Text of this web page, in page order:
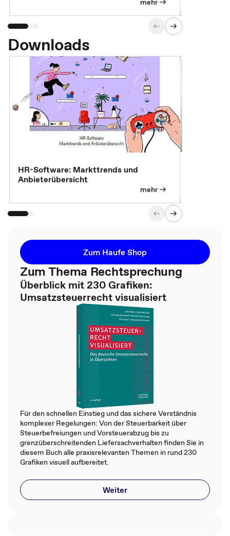
mehr
Downloads
HR-Software: Markttrends und
Anbieterübersicht
mehr
Zum Haufe Shop
Zum Thema Rechtsprechung
Überblick mit 230 Grafiken:
Umsatzsteuerrecht visualisiert
Für den schnellen Einstieg und das sichere Verständnis
komplexer Regelungen: Von der Steuerbarkeit über
Steuerbefreiungen und Vorsteuerabzug bis zu
grenzüberschreitenden Liefersachverhalten finden Sie in
diesem Buch alle praxisrelevanten Themen in rund 230
Grafiken visuell aufbereitet.
Weiter